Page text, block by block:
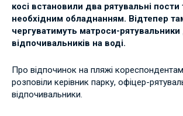
косі встановили два рятувальні
необхідним обладнанням. Відтепер
чергуватимуть матроси-
відпочивальників на воді.
Про відпочинок на пляжі
розповіли керівник парку, офіцер-
відпочивальники.